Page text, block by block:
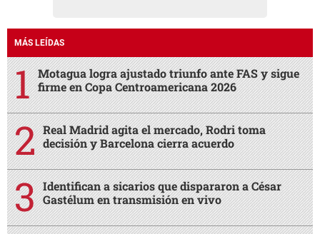
MÁS LEÍDAS
Motagua logra ajustado triunfo ante FAS y sigue
firme en Copa Centroamericana 2026
Real Madrid agita el mercado, Rodri toma
decisión y Barcelona cierra acuerdo
Identifican a sicarios que dispararon a César
Gastélum en transmisión en vivo